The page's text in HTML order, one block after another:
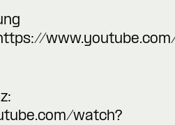
watch?